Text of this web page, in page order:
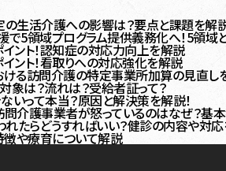
の生活介護への影響は？要点と課題を解
で5領域プログラム提供義務化へ！5領
ント！認知症の対応力向上を解説
ント！看取りへの対応強化を解説
ける訪問介護の特定事業所加算の見直し
は？流れは？受給者証って？
って本当？原因と解決策を解説！
問介護事業者が怒っているのはなぜ？
たらどうすればいい？健診の内容や対
徴や療育について解説